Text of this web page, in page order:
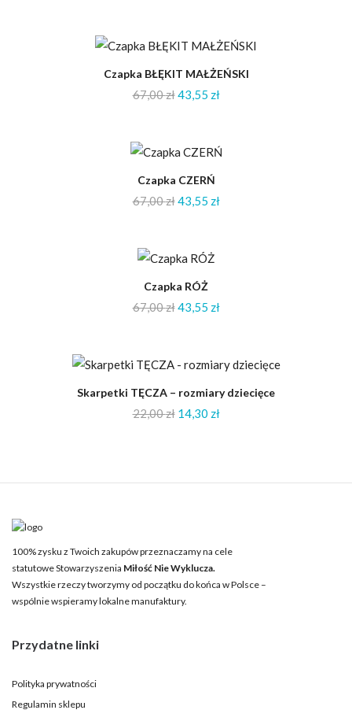
Czapka BŁĘKIT MAŁŻEŃSKI
67,00zł43,55 zł
Czapka CZERŃ
67,00zł43,55 zł
Czapka RÓŻ
67,00zł43,55 zł
Skarpetki TĘCZA – rozmiary dziecięce
22,00zł 14,30 zł
100% zysku z Twoich zakupów przeznaczamy na cele
statutowe Stowarzyszenia Miłość Nie Wyklucza.
Wszystkie rzeczy tworzymy od początku do końca w Polsce –
wspólnie wspieramy lokalne manufaktury.
Przydatne linki
Polityka prywatności
Regulamin sklepu